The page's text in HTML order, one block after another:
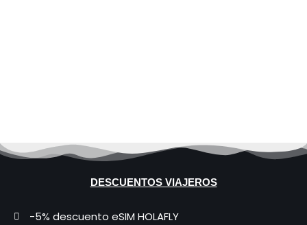
DESCUENTOS VIAJEROS
-5% descuento eSIM HOLAFLY